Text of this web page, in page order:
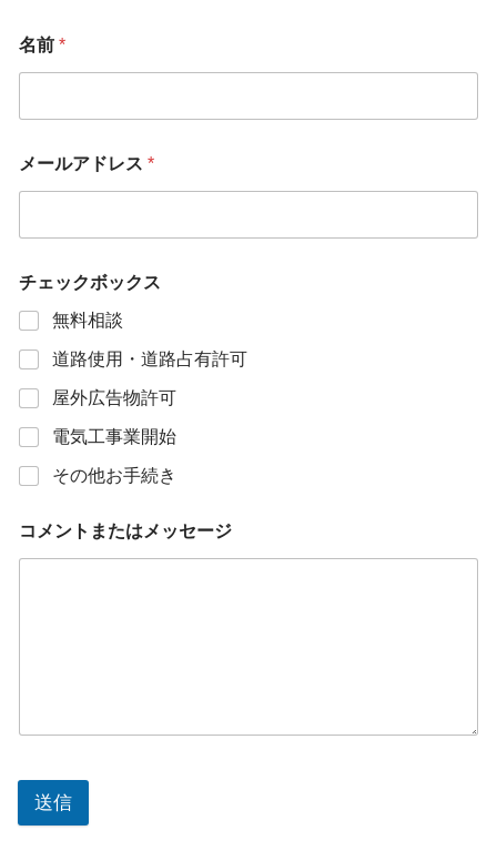
名前 *
メールアドレス *
チェックボックス
無料相談
道路使用・道路占有許可
屋外広告物許可
電気工事業開始
その他お手続き
コメントまたはメッセージ
送信